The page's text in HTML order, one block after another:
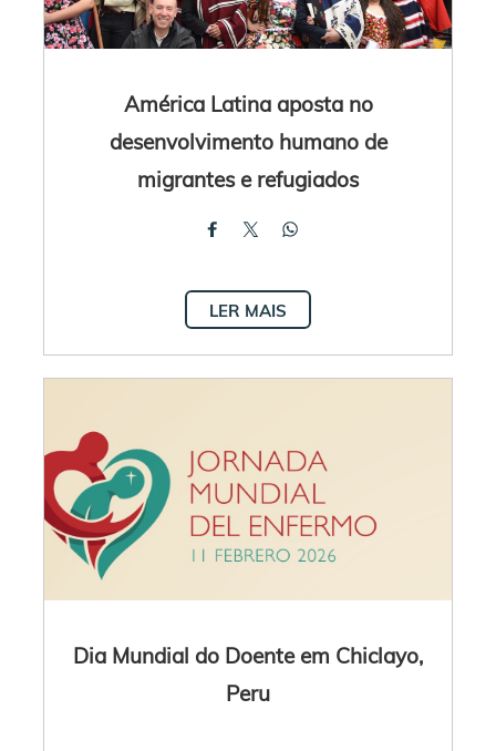
América Latina aposta no
desenvolvimento humano de
migrantes e refugiados
LER MAIS
Dia Mundial do Doente em Chiclayo,
Peru